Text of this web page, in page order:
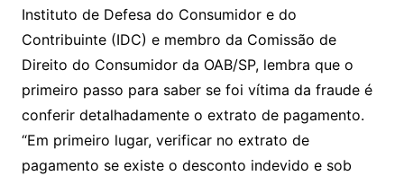
Instituto de Defesa do Consumidor e do
Contribuinte (IDC) e membro da Comissão de
Direito do Consumidor da OAB/SP, lembra que o
primeiro passo para saber se foi vítima da fraude é
conferir detalhadamente o extrato de pagamento.
“Em primeiro lugar, verificar no extrato de
pagamento se existe o desconto indevido e sob